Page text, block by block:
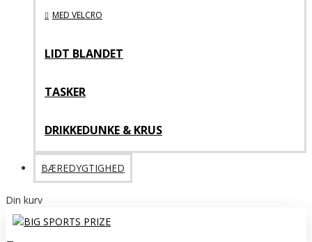
MED VELCRO
LIDT BLANDET
TASKER
DRIKKEDUNKE & KRUS
BÆREDYGTIGHED
Din kurv